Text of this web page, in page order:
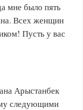
мне было пять
Всех женщин
Пусть у вас
Арыстанбек
следующими